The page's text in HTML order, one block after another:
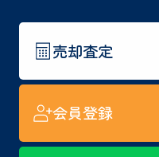
売却査定
会員登録